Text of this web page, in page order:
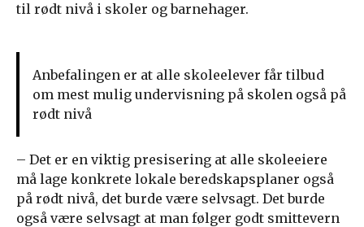
til rødt nivå i skoler og barnehager.
Anbefalingen er at alle skoleelever får tilbud
om mest mulig undervisning på skolen også på
rødt nivå
– Det er en viktig presisering at alle skoleeiere
må lage konkrete lokale beredskapsplaner også
på rødt nivå, det burde være selvsagt. Det burde
også være selvsagt at man følger godt smittevern